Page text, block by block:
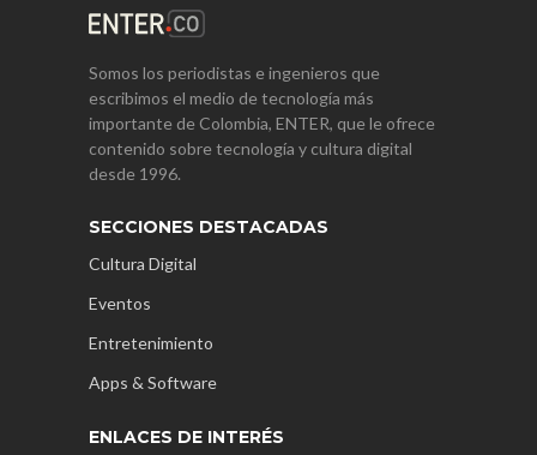
Somos los periodistas e ingenieros que
escribimos el medio de tecnología más
importante de Colombia, ENTER, que le ofrece
contenido sobre tecnología y cultura digital
desde 1996.
SECCIONES DESTACADAS
Cultura Digital
Eventos
Entretenimiento
Apps & Software
ENLACES DE INTERÉS